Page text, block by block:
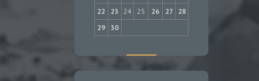
22
23 24 25 26 27
28
29
30